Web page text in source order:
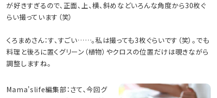
が好きすぎるので、正面、上、横、斜めなどいろんな角度から30枚ぐ
らい撮っています（笑）
くろまめさん：す、すごい……。私は撮っても3枚ぐらいです（笑）。でも
料理と後ろに置くグリーン（植物）やクロスの位置だけは覗きながら
調整しますね。
Mama’slife編集部：さて、今回グ